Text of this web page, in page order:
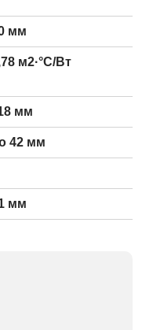
мм
м2·°С/Вт
мм
42 мм
мм